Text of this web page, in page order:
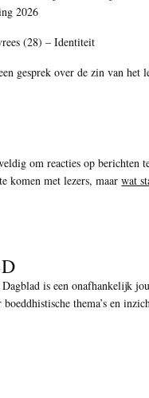
2026
(28) – Identiteit
gesprek over de zin van het
om reacties op berichten
komen met lezers, maarwat
is een onafhankelijk
thema’s en